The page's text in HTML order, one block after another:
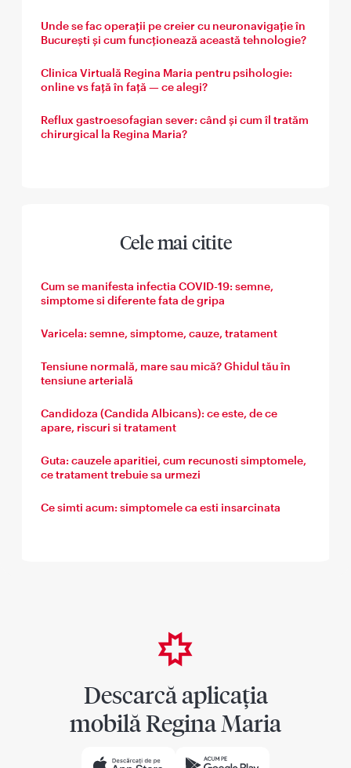
Unde se fac operații pe creier cu neuronavigație în
București și cum funcționează această tehnologie?
Clinica Virtuală Regina Maria pentru psihologie:
online vs față în față — ce alegi?
Reflux gastroesofagian sever: când și cum îl tratăm
chirurgical la Regina Maria?
Cele mai citite
Cum se manifesta infectia COVID-19: semne,
simptome si diferente fata de gripa
Varicela: semne, simptome, cauze, tratament
Tensiune normală, mare sau mică? Ghidul tău în
tensiune arterială
Candidoza (Candida Albicans): ce este, de ce
apare, riscuri si tratament
Guta: cauzele aparitiei, cum recunosti simptomele,
ce tratament trebuie sa urmezi
Ce simti acum: simptomele ca esti insarcinata
Descarcă aplicația
mobilă Regina Maria